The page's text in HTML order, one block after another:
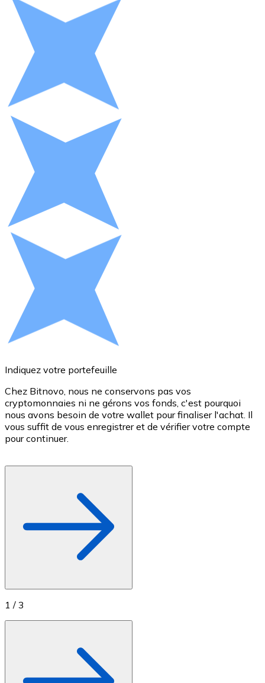
XRP
Voir toutes
Achetez des cryptomonnaies en espèces et d'autres
Acheter avec espèces
Virement SEPA
Ajoutez des fonds à votre compte Bitnovo ou
Acheter avec virement bancaire
Carte de crédit / débit
Utilisez les cartes Visa et Mastercard pour acheter
Acheter avec carte
Boutique - Cartes
Nouveau
Achetez des cartes-cadeaux de vos marques
Indiquez votre portefeuille
Chez Bitnovo, nous ne conservons pas vos
cryptomonnaies ni ne gérons vos fonds, c'est pourquoi
nous avons besoin de votre wallet pour finaliser l'achat. Il
vous suffit de vous enregistrer et de vérifier votre compte
pour continuer.
1 / 3